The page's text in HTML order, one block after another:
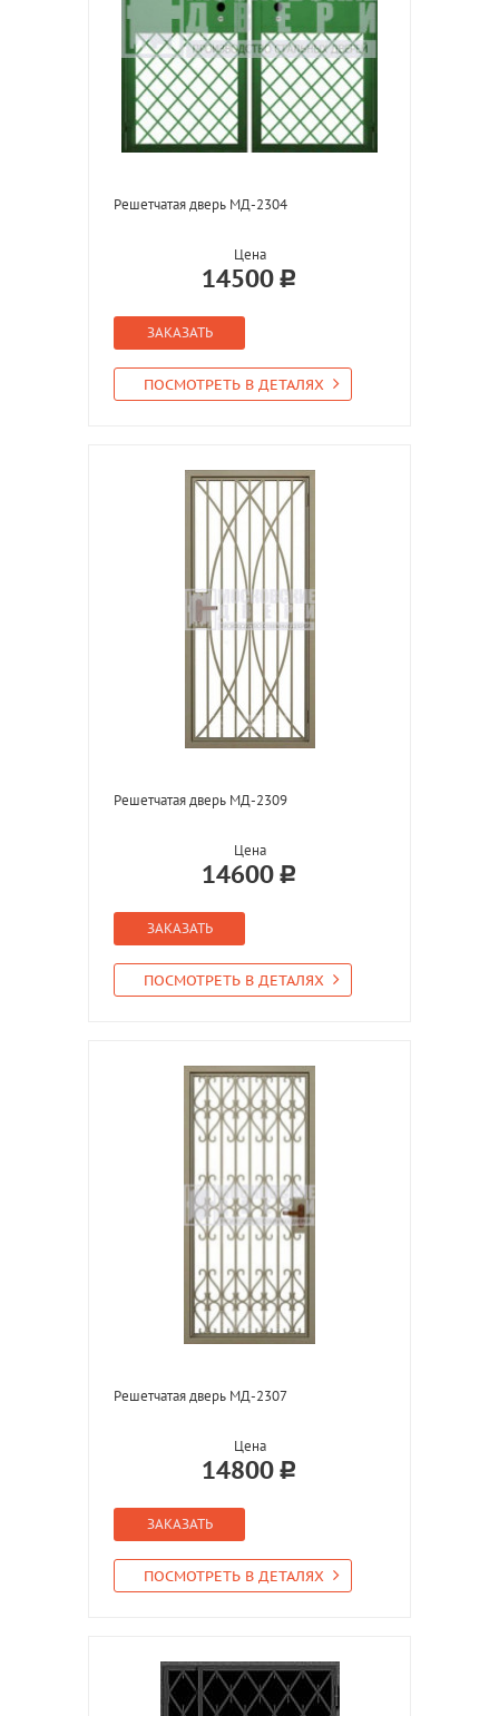
Решетчатая дверь МД-2304
Цена
14500
ЗАКАЗАТЬ
ПОСМОТРЕТЬ В ДЕТАЛЯХ
Решетчатая дверь МД-2309
Цена
14600
ЗАКАЗАТЬ
ПОСМОТРЕТЬ В ДЕТАЛЯХ
Решетчатая дверь МД-2307
Цена
14800
ЗАКАЗАТЬ
ПОСМОТРЕТЬ В ДЕТАЛЯХ